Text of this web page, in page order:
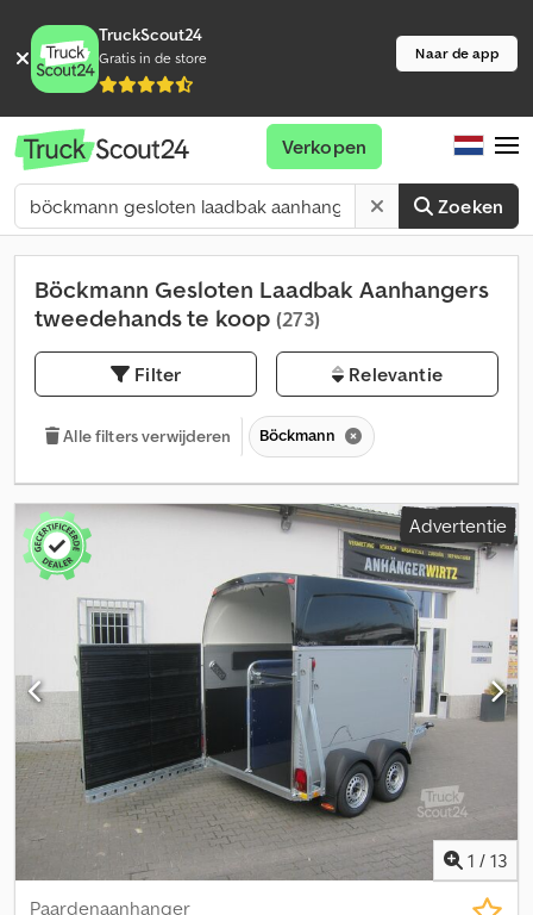
TruckScout24
Gratis in de store Naar de app
Zoeken
Verkopen
Böckmann Gesloten Laadbak Aanhangers
tweedehands te koop (273)
Filter Relevantie
Alle filters verwijderen Böckmann
Advertentie
1 / 13
Paardenaanhanger